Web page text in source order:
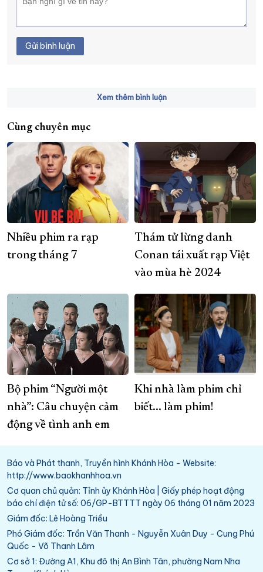
Gửi bình luận
Xem thêm bình luận
Cùng chuyên mục
Nhiều phim ra rạp
trong tháng 7
Thám tử lừng danh
Conan tái xuất rạp Việt
vào mùa hè 2024
Bộ phim “Người một
nhà”: Câu chuyện cảm
động về tình anh em
Khi nhà làm phim chỉ
biết... làm phim!
Báo và Phát thanh, Truyền hình Khánh Hòa - Website:
http://www.baokhanhhoa.vn
Cơ quan chủ quản: Tỉnh ủy Khánh Hòa | Giấy phép hoạt động
báo chí điện tử số: 06/GP-BTTTT ngày 06 tháng 01 năm 2023
Giám đốc: Lê Hoàng Triều
Phó Giám đốc: Trần Văn Thanh - Nguyễn Xuân Duy - Cung Phú
Quốc - Võ Thanh Lâm
Cơ sở 1: Đường A1, Khu đô thị An Bình Tân, phường Nam Nha